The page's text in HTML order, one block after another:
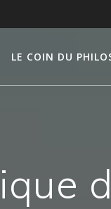
LE COIN DU